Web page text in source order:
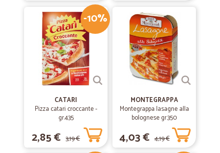
-10%
CATARI
Pizza catari croccante -
gr.435
2,85 € 3,19 €
MONTEGRAPPA
Montegrappa lasagne alla
bolognese gr.350
4,03 € 4,19 €